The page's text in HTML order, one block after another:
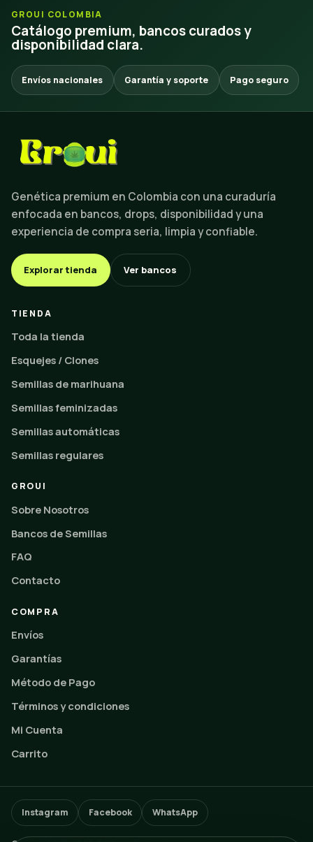
GROUI COLOMBIA
Catálogo premium, bancos curados y
disponibilidad clara.
Envíos nacionales Garantía y soporte Pago seguro
Genética premium en Colombia con una curaduría
enfocada en bancos, drops, disponibilidad y una
experiencia de compra seria, limpia y confiable.
Explorar tienda Ver bancos
TIENDA
Toda la tienda
Esquejes / Clones
Semillas de marihuana
Semillas feminizadas
Semillas automáticas
Semillas regulares
GROUI
Sobre Nosotros
Bancos de Semillas
FAQ
Contacto
COMPRA
Envíos
Garantías
Método de Pago
Términos y condiciones
Mi Cuenta
Carrito
Instagram Facebook WhatsApp